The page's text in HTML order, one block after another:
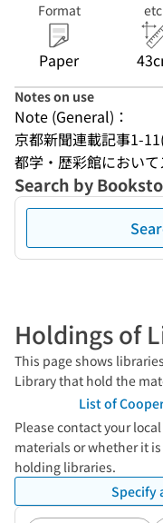
Format
Paper
Notes on use
Note (General)：
京都新聞連載記事1-
都学・歴彩館におい
Search by
Holdings of
This page shows
Library that hold the
List of
Please contact your
materials or whether it
holding libraries.
Specify